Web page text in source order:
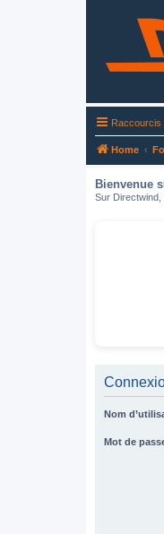
Raccourcis
Home
Bienvenue
Sur Directwind,
Nom
Mot de